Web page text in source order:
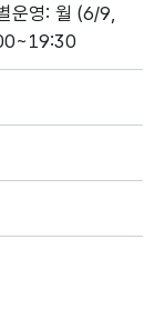
운영: 월 (6/9,